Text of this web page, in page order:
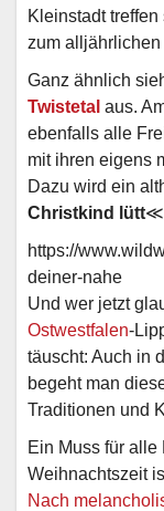
Kleinstadt
zum alljährlichen
Ganz ähnlich
Twistetal aus.
ebenfalls alle
mit ihren eigens
Dazu wird ein
Christkind lütt
https://
deiner-nahe
Und wer jetzt
Ostwestfalen-
täuscht: Auch in
begeht man
Traditionen und
Ein Muss für
Weihnachtszeit
Nach